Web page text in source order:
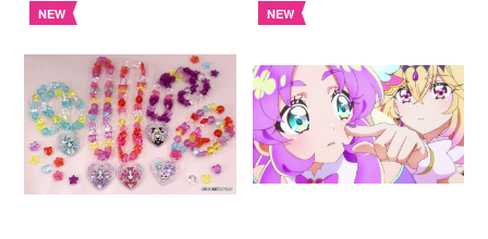
NEW NEW